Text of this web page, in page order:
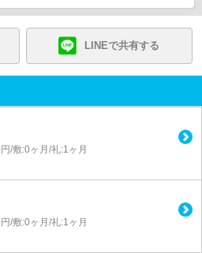
LINEで共有する
/敷:0ヶ月/礼:1ヶ月
/敷:0ヶ月/礼:1ヶ月